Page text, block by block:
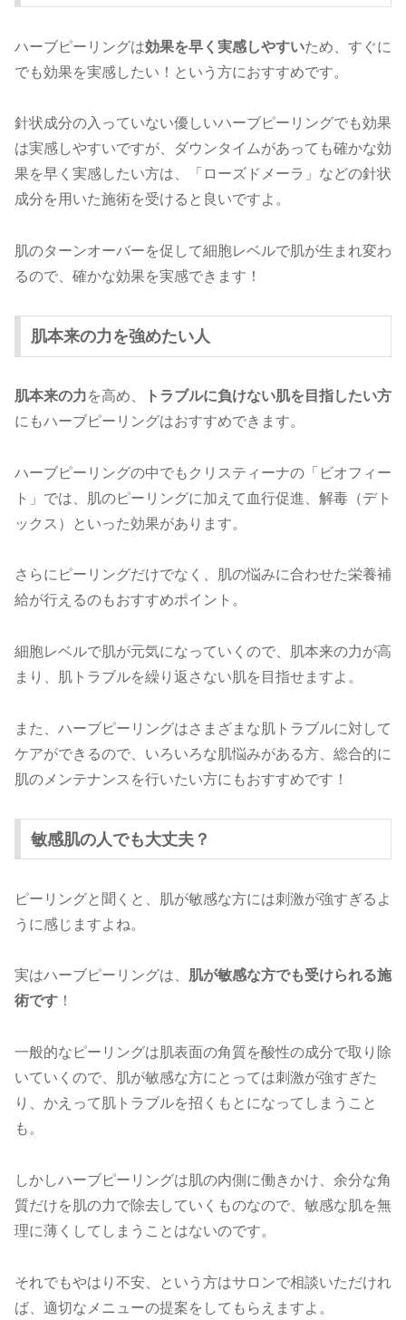
ハーブピーリングは効果を早く実感しやすいため、すぐに
でも効果を実感したい！という方におすすめです。
針状成分の入っていない優しいハーブピーリングでも効果
は実感しやすいですが、ダウンタイムがあっても確かな効
果を早く実感したい方は、「ローズドメーラ」などの針状
成分を用いた施術を受けると良いですよ。
肌のターンオーバーを促して細胞レベルで肌が生まれ変わ
るので、確かな効果を実感できます！
肌本来の力を強めたい人
肌本来の力を高め、
トラブルに負けない肌を目指したい方
にもハーブピーリングはおすすめできます。
ハーブピーリングの中でもクリスティーナの「ビオフィー
ト」では、肌のピーリングに加えて血行促進、解毒（デト
ックス）といった効果があります。
さらにピーリングだけでなく、肌の悩みに合わせた栄養補
給が行えるのもおすすめポイント。
細胞レベルで肌が元気になっていくので、肌本来の力が高
まり、肌トラブルを繰り返さない肌を目指せますよ。
また、ハーブピーリングはさまざまな肌トラブルに対して
ケアができるので、いろいろな肌悩みがある方、総合的に
肌のメンテナンスを行いたい方にもおすすめです！
敏感肌の人でも大丈夫？
ピーリングと聞くと、肌が敏感な方には刺激が強すぎるよ
うに感じますよね。
実はハーブピーリングは、 肌が敏感な方でも受けられる施
術です ！
一般的なピーリングは肌表面の角質を酸性の成分で取り除
いていくので、肌が敏感な方にとっては刺激が強すぎた
り、かえって肌トラブルを招くもとになってしまうこと
も。
しかしハーブピーリングは肌の内側に働きかけ、余分な角
質だけを肌の力で除去していくものなので、敏感な肌を無
理に薄くしてしまうことはないのです。
それでもやはり不安、という方はサロンで相談いただけれ
ば、適切なメニューの提案をしてもらえますよ。